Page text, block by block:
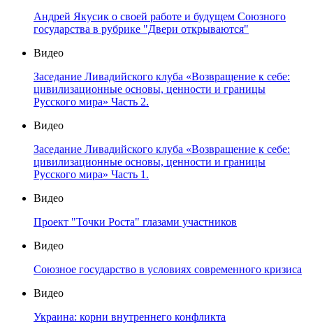
Андрей Якусик о своей работе и будущем Союзного
государства в рубрике "Двери открываются"
Видео
Заседание Ливадийского клуба «Возвращение к себе:
цивилизационные основы, ценности и границы
Русского мира» Часть 2.
Видео
Заседание Ливадийского клуба «Возвращение к себе:
цивилизационные основы, ценности и границы
Русского мира» Часть 1.
Видео
Проект "Точки Роста" глазами участников
Видео
Союзное государство в условиях современного кризиса
Видео
Украина: корни внутреннего конфликта